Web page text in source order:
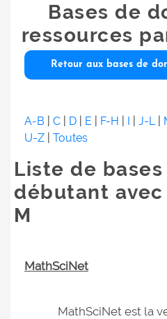
Bases de
ressources
Retour aux bases de
A-B C D E F-H I J-L|
U-Z
Toutes
Liste de
débutant
M
MathSciNet
MathSciNet est la